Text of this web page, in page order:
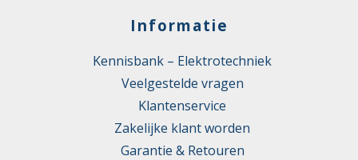
Informatie
Kennisbank – Elektrotechniek
Veelgestelde vragen
Klantenservice
Zakelijke klant worden
Garantie & Retouren